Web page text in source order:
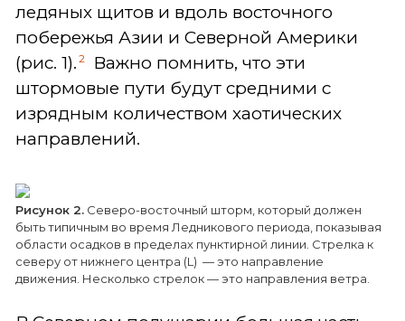
ледяных щитов и вдоль восточного
побережья Азии и Северной Америки
(рис. 1). 2
Важно помнить, что эти
штормовые пути будут средними с
изрядным количеством хаотических
направлений.
Рисунок 2. Северо-восточный шторм, который должен
быть типичным во время Ледникового периода, показывая
области осадков в пределах пунктирной линии. Стрелка к
северу от нижнего центра (L) — это направление
движения. Несколько стрелок — это направления ветра.